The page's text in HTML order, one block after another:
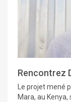
Rencontrez
Le projet mené
Mara, au